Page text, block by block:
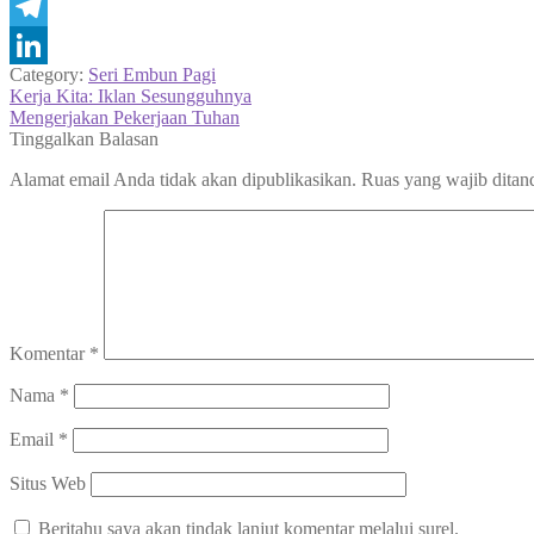
WhatsApp
Telegram
LinkedIn
Category: Seri Embun Pagi
Navigasi
pos
Previous
post:
Kerja Kita: Iklan Sesungguhnya
Next
post:
Mengerjakan Pekerjaan Tuhan
Tinggalkan Balasan
Alamat email Anda tidak akan dipublikasikan. Ruas yang wajib
Komentar *
Nama *
Email *
Situs Web
Beritahu saya akan tindak lanjut komentar melalui surel.